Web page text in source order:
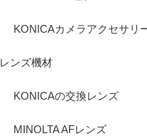
KONICAカメラアクセサリ
レンズ機材
KONICAの交換レンズ
MINOLTA AFレンズ